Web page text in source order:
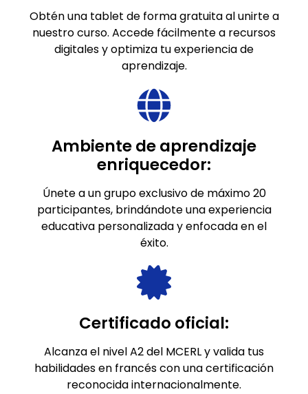
Obtén una tablet de forma gratuita al unirte a
nuestro curso. Accede fácilmente a recursos
digitales y optimiza tu experiencia de
aprendizaje.
Ambiente de aprendizaje
enriquecedor:
Únete a un grupo exclusivo de máximo 20
participantes, brindándote una experiencia
educativa personalizada y enfocada en el
éxito.
Certificado oficial:
Alcanza el nivel A2 del MCERL y valida tus
habilidades en francés con una certificación
reconocida internacionalmente.